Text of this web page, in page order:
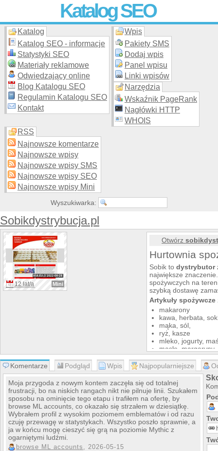
Katalog SEO
Skuteczna i promocja stron WWW –
moderowanego katalogu za darmo!
Katalog
Katalog SEO - informacje
Statystyki SEO
Materiały reklamowe
Odwiedzający online
Blog Katalogu SEO
Regulamin Katalogu SEO
Kontakt
Wpis
Pakiety SMS
Dodaj wpis
Panel wpisu
Linki wpisów
Narzędzia
Wskaźnik PageRank
Nagłówki HTTP
WHOIS
RSS
Najnowsze komentarze
Najnowsze wpisy
Najnowsze wpisy SMS
Najnowsze wpisy SEO
Najnowsze wpisy Mini
Wyszukiwarka:
Sobikdystrybucja.pl
12 lat/a Mini
Otwórz
Hurtownia
Sobik todystrybutor
największe
spożywczych na
szybką dostawę
Artykuły spożywcze
makarony
kawa, herbata,
mąka, sól,
ryż, kasze
mleko, jogurty,
masło,
Opinie naszych
Szybka dostawa i
gwarancja jakości
-- AndrzejW
Komentarze Podgląd Wpis Najpopularniejsze
Moja przygoda z nowym kontem zaczęła się od totalnej
frustracji, bo na niskich rangach nikt nie pilnuje linii. Szukałem
sposobu na ominięcie tego etapu i trafiłem na ofertę, by
browse ML accounts, co okazało się strzałem w dziesiątkę.
Wybrałem profil z wysokim poziomem emblematów i od razu
czuję przewagę w statystykach. Wszystko poszło sprawnie, a
ja w końcu mogę cieszyć się grą na poziomie Mythic z
ogarniętymi ludźmi.
browse ML accounts , 2026-05-15